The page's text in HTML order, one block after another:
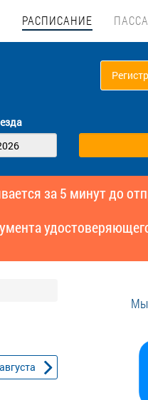
РАСПИСАНИЕ
за 5 минут до
августа
Мы